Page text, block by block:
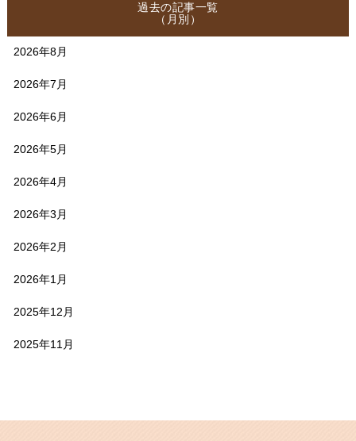
過去の記事一覧
（月別）
2026年8月
2026年7月
2026年6月
2026年5月
2026年4月
2026年3月
2026年2月
2026年1月
2025年12月
2025年11月